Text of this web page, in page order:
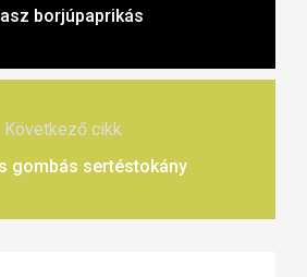
borjúpaprikás
Következő cikk
gombás sertéstokány